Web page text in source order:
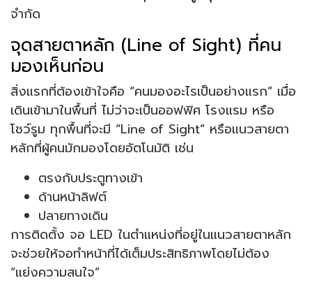
จำกัด
จุดสายตาหลัก (Line of Sight) ที่คน
มองเห็นก่อน
สิ่งแรกที่ต้องเข้าใจคือ “คนมองอะไรเป็นอย่างแรก” เมื่อ
เดินเข้ามาในพื้นที่ ไม่ว่าจะเป็นออฟฟิศ โรงแรม หรือ
โชว์รูม ทุกพื้นที่จะมี “Line of Sight” หรือแนวสายตา
หลักที่ผู้คนมักมองโดยอัตโนมัติ เช่น
ตรงกับประตูทางเข้า
ด้านหน้าลิฟต์
ปลายทางเดิน
การติดตั้ง จอ LED ในตำแหน่งที่อยู่ในแนวสายตาหลัก
จะช่วยให้จอทำหน้าที่ได้เต็มประสิทธิภาพโดยไม่ต้อง
“แย่งความสนใจ”